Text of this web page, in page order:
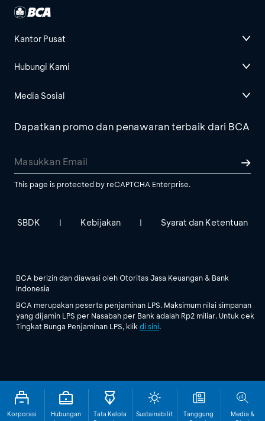
Korporasi
Hubungan
Tata Kelola
Sustainabilit
Tanggung
Media &
Kantor Pusat
Hubungi Kami
Media Sosial
Dapatkan promo dan penawaran terbaik dari BCA
This page is protected by reCAPTCHA Enterprise.
SBDK | Kebijakan | Syarat dan Ketentuan
BCA berizin dan diawasi oleh Otoritas Jasa Keuangan & Bank
Indonesia
BCA merupakan peserta penjaminan LPS. Maksimum nilai simpanan
yang dijamin LPS per Nasabah per Bank adalah Rp2 miliar. Untuk cek
Tingkat Bunga Penjaminan LPS, klikdi sini.